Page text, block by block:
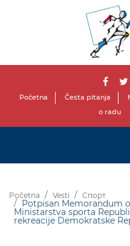
Početna Česta pitanja
o radu
Početna Vesti Спорт
Potpisan Memorandum
Ministarstva sporta
rekreacije Demokratske